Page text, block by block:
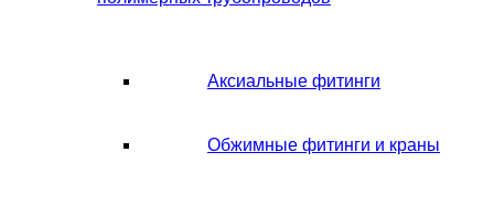
Аксиальные фитинги
Обжимные фитинги и краны